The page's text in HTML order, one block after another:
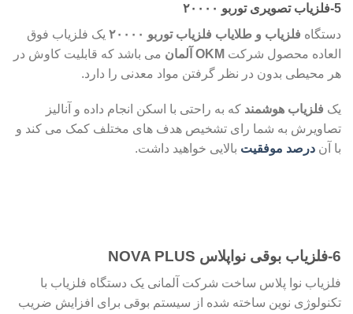
5-فلزیاب تصویری توربو ۲۰۰۰۰
دستگاه فلزیاب و طلایاب فلزیاب توربو ۲۰۰۰۰
یک فلزیاب فوق
العاده محصول شرکت OKM آلمان
می باشد که قابلیت کاوش در
هر محیطی بدون در نظر گرفتن مواد معدنی را دارد.
یک فلزیاب هوشمند که به راحتی با اسکن انجام داده و آنالیز
تصاویرش به شما رای تشخیص هدف های مختلف کمک می کند و
با آن درصد موفقیت بالایی خواهید داشت.
6-فلزیاب بوقی نواپلاس NOVA PLUS
فلزیاب نوا پلاس ساخت شرکت آلمانی یک دستگاه فلزیاب با
تکنولوژی نوین ساخته شده از سیستم بوقی برای افزایش ضریب